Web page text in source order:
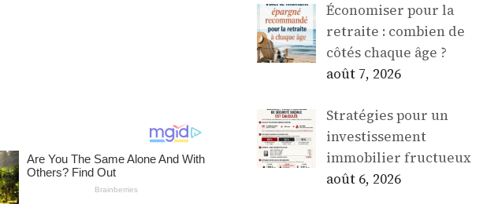
Économiser pour la
retraite : combien de
côtés chaque âge ?
août 7, 2026
Stratégies pour un
investissement
immobilier fructueux
août 6, 2026